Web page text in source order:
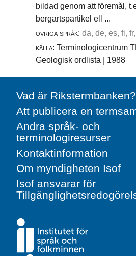
bildad genom att föremål,
bergartspartikel ell ...
övriga språk: da, de, es, fi,
källa: Terminologicentrum
Geologisk ordlista | 1988
Vad är Rikstermbanken?
Att publicera en
Andra språk- och
terminologiresurser
Kontaktinformation
Om myndigheten Isof
Isof ansvarar för